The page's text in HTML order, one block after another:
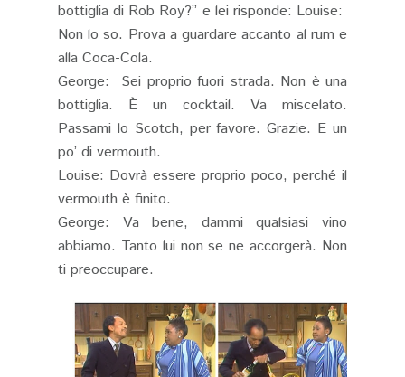
bottiglia di Rob Roy?” e lei risponde: Louise:
Non lo so. Prova a guardare accanto al rum e
alla Coca-Cola.
George: Sei proprio fuori strada. Non è una
bottiglia. È un cocktail. Va miscelato.
Passami lo Scotch, per favore. Grazie. E un
po’ di vermouth.
Louise: Dovrà essere proprio poco, perché il
vermouth è finito.
George: Va bene, dammi qualsiasi vino
abbiamo. Tanto lui non se ne accorgerà. Non
ti preoccupare.